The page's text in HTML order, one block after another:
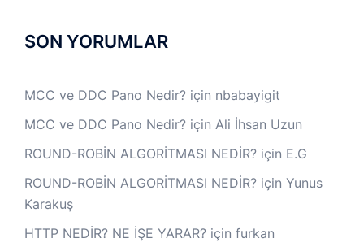
SON YORUMLAR
MCC ve DDC Pano Nedir? için nbabayigit
MCC ve DDC Pano Nedir? için Ali İhsan Uzun
ROUND-ROBİN ALGORİTMASI NEDİR? için E.G
ROUND-ROBİN ALGORİTMASI NEDİR? için Yunus
Karakuş
HTTP NEDİR? NE İŞE YARAR? için furkan